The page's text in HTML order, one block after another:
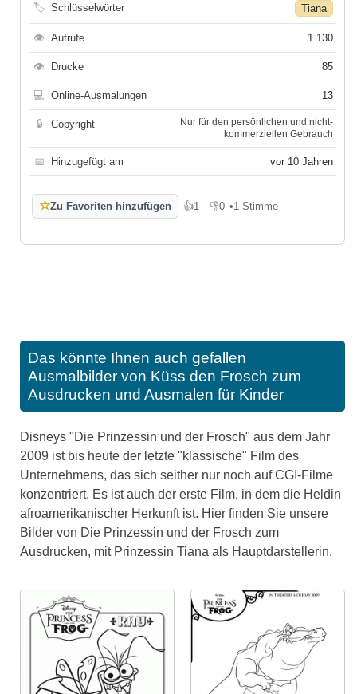
🏷 Schlüsselwörter Tiana
👁 Aufrufe 1 130
👁 Drucke 85
💻 Online-Ausmalungen 13
🔒 Copyright
Nur für den persönlichen und nicht-
kommerziellen Gebrauch
📅 Hinzugefügt am vor 10 Jahren
☆Zu Favoriten hinzufügen 👍1
Gefällt mir
👎0
Gefällt mir nicht
•1 Stimme
Das könnte Ihnen auch gefallen
Ausmalbilder von Küss den Frosch zum
Ausdrucken und Ausmalen für Kinder
Disneys "Die Prinzessin und der Frosch" aus dem Jahr
2009 ist bis heute der letzte "klassische" Film des
Unternehmens, das sich seither nur noch auf CGI-Filme
konzentriert. Es ist auch der erste Film, in dem die Heldin
afroamerikanischer Herkunft ist. Hier finden Sie unsere
Bilder von Die Prinzessin und der Frosch zum
Ausdrucken, mit Prinzessin Tiana als Hauptdarstellerin.